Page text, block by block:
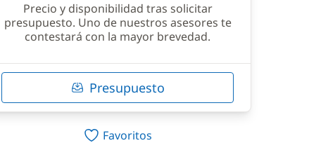
Precio y disponibilidad tras solicitar
presupuesto. Uno de nuestros asesores te
contestará con la mayor brevedad.
Presupuesto
Favoritos